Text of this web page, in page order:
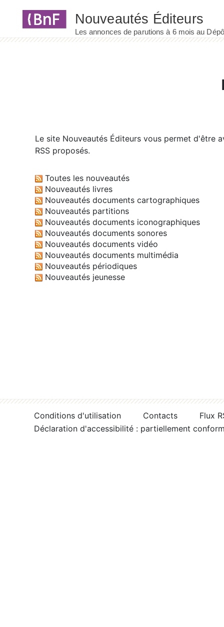
Le site Nouveautés Éditeurs vous permet d'être
RSS proposés.
Toutes les nouveautés
Nouveautés livres
Nouveautés documents cartographiques
Nouveautés partitions
Nouveautés documents iconographiques
Nouveautés documents sonores
Nouveautés documents vidéo
Nouveautés documents multimédia
Nouveautés périodiques
Nouveautés jeunesse
Conditions d'utilisation Contacts
Flux
Déclaration d'accessibilité : partiellement